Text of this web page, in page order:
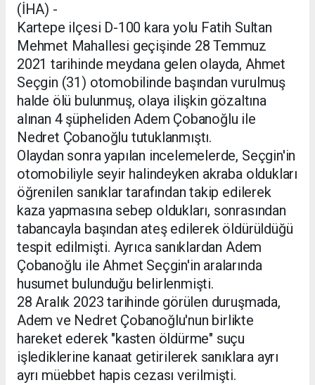
(İHA) -
Kartepe ilçesi D-100 kara yolu Fatih Sultan
Mehmet Mahallesi geçişinde 28 Temmuz
2021 tarihinde meydana gelen olayda, Ahmet
Seçgin (31) otomobilinde başından vurulmuş
halde ölü bulunmuş, olaya ilişkin gözaltına
alınan 4 şüpheliden Adem Çobanoğlu ile
Nedret Çobanoğlu tutuklanmıştı.
Olaydan sonra yapılan incelemelerde, Seçgin'in
otomobiliyle seyir halindeyken akraba oldukları
öğrenilen sanıklar tarafından takip edilerek
kaza yapmasına sebep oldukları, sonrasından
tabancayla başından ateş edilerek öldürüldüğü
tespit edilmişti. Ayrıca sanıklardan Adem
Çobanoğlu ile Ahmet Seçgin'in aralarında
husumet bulunduğu belirlenmişti.
28 Aralık 2023 tarihinde görülen duruşmada,
Adem ve Nedret Çobanoğlu'nun birlikte
hareket ederek "kasten öldürme" suçu
işlediklerine kanaat getirilerek sanıklara ayrı
ayrı müebbet hapis cezası verilmişti.